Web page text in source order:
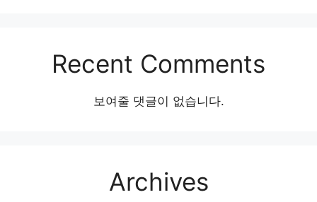
Recent Comments
보여줄 댓글이 없습니다.
Archives